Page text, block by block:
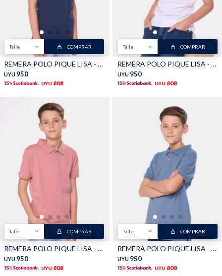
Talle COMPRAR
REMERA POLO PIQUE LISA - Azul
UYU 950
UYU 808
Talle COMPRAR
REMERA POLO PIQUE LISA - Blanco
UYU 950
UYU 808
Talle COMPRAR
REMERA POLO PIQUE LISA - Coral
UYU 950
UYU 808
Talle COMPRAR
REMERA POLO PIQUE LISA - Piedra
UYU 950
UYU 808